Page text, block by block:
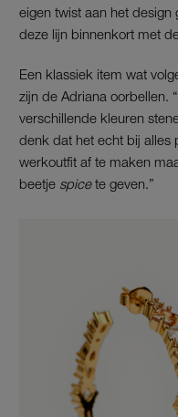
eigen twist aan het
deze lijn binnenkort met
Een klassiek item wat
zijn de Adriana oorbellen.
verschillende kleuren
denk dat het echt bij alles
werkoutfit af te maken
beetje spicete geven.”